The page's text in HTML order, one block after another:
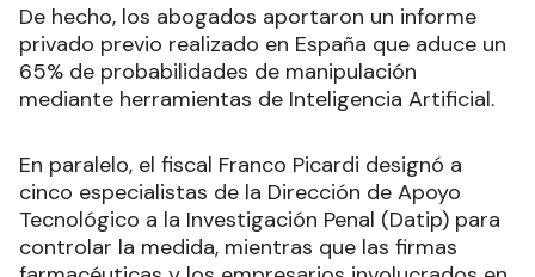
De hecho, los abogados aportaron un informe
privado previo realizado en España que aduce un
65% de probabilidades de manipulación
mediante herramientas de Inteligencia Artificial.
En paralelo, el fiscal Franco Picardi designó a
cinco especialistas de la Dirección de Apoyo
Tecnológico a la Investigación Penal (Datip) para
controlar la medida, mientras que las firmas